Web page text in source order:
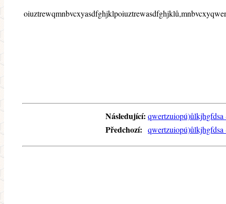
Následující:
Předchozí: qwertzuiopú)ůlkjhgfdsa